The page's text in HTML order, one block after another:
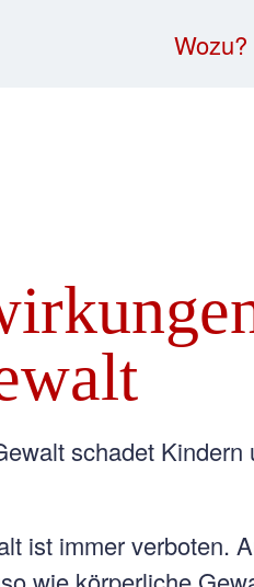
Wozu?
schadet
ist immer verboten.